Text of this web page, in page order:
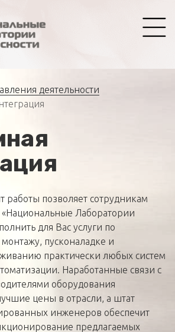
деятельности
работы позволяет сотрудникам
Лаборатории
для Вас услуги по
пусконаладке и
практически любых систем
Наработанные связи с
оборудования
цены в отрасли, а штат
инженеров обеспечит
предлагаемых